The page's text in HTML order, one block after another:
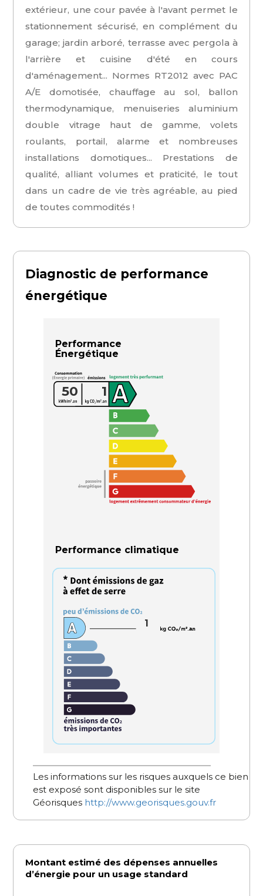
extérieur, une cour pavée à l'avant permet le
stationnement sécurisé, en complément du
garage; jardin arboré, terrasse avec pergola à
l'arrière et cuisine d'été en cours
d'aménagement... Normes RT2012 avec PAC
A/E domotisée, chauffage au sol, ballon
thermodynamique, menuiseries aluminium
double vitrage haut de gamme, volets
roulants, portail, alarme et nombreuses
installations domotiques... Prestations de
qualité, alliant volumes et praticité, le tout
dans un cadre de vie très agréable, au pied
de toutes commodités !
Diagnostic de performance
énergétique
Performance
Énergétique
50 1
Performance climatique
1
Les informations sur les risques auxquels ce bien
est exposé sont disponibles sur le site
Géorisques http://www.georisques.gouv.fr
Montant estimé des dépenses annuelles
d’énergie pour un usage standard